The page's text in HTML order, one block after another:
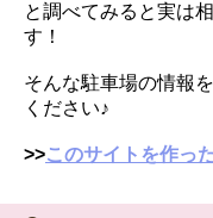
と調べてみると実は
す！
そんな駐車場の情報
ください♪
>>このサイトを作っ